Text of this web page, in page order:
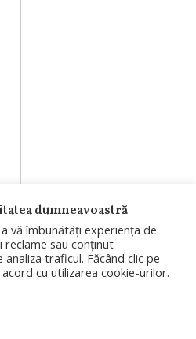
dumneavoastră
vă îmbunătăți experiența de
sau conținut
traficul. Făcând clic pe
cu utilizarea cookie-urilor.